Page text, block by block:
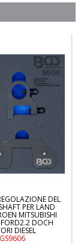
DEL
PER LAND
MITSUBISHI
DOCH
DIESEL